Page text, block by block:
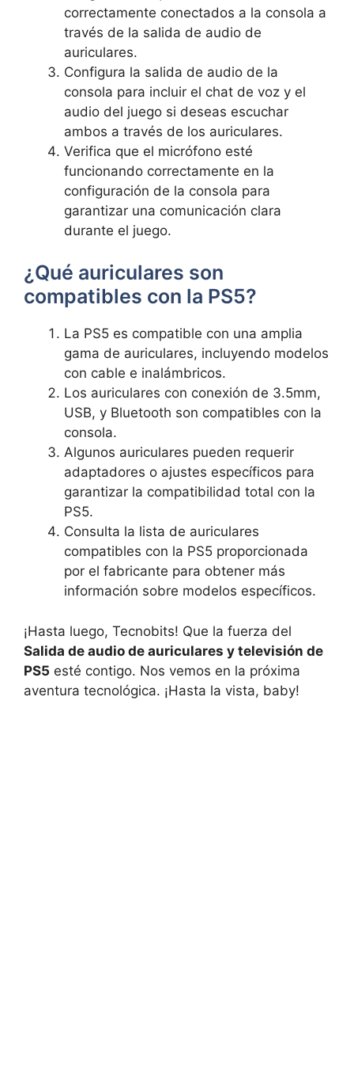
correctamente conectados ​a ⁢la consola a
través ‍de​ la salida de ⁤audio de
auriculares.
Configura ⁤la‌ salida‍ de audio ​de la
consola para incluir el ‍chat de voz y el
audio del juego si deseas escuchar
‍ambos a través de ⁢los⁢ auriculares.
Verifica que el micrófono‍ esté
funcionando correctamente ⁣en la‌
configuración de‍ la⁣ consola para
garantizar una comunicación clara
durante el juego.
¿Qué ⁣auriculares son
compatibles con la‍ PS5?
La PS5 es compatible ‌con una amplia
gama de auriculares, incluyendo modelos
con cable e ​inalámbricos.
Los auriculares con conexión de 3.5mm,
USB, y‌ Bluetooth son compatibles ⁤con la
consola.
Algunos auriculares pueden requerir
adaptadores ⁣o ajustes específicos para
‌garantizar‌ la compatibilidad total con la
PS5.
Consulta ‍la lista de auriculares‍
compatibles⁢ con la⁤ PS5 proporcionada
por el fabricante para obtener más
información sobre ‍modelos específicos.
¡Hasta ‍luego, Tecnobits! Que la fuerza ⁢del
Salida de⁣ audio de auriculares ⁣y televisión de‍
PS5 esté ​contigo. Nos‌ vemos en ⁣la próxima
aventura ‍tecnológica. ¡Hasta la vista, baby!